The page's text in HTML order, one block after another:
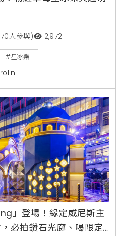
人參與) 2,972
#星冰樂
」登場！緣定威尼斯主
必拍鑽石光廊、喝限定